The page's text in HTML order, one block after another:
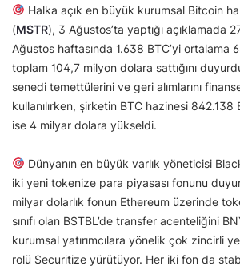
Halka açık en büyük kurumsal Bitcoin
(MSTR), 3 Ağustos’ta yaptığı açıklamada
Ağustos haftasında 1.638 BTC’yi ortalama
toplam 104,7 milyon dolara sattığını
senedi temettülerini ve geri alımlarını
kullanılırken, şirketin BTC hazinesi 842.138
ise 4 milyar dolara yükseldi.
Dünyanın en büyük varlık yöneticisi
iki yeni tokenize para piyasası fonunu
milyar dolarlık fonun Ethereum üzerinde
sınıfı olan BSTBL’de transfer acenteliğini
kurumsal yatırımcılara yönelik çok zincirli
rolü Securitize yürütüyor. Her iki fon da